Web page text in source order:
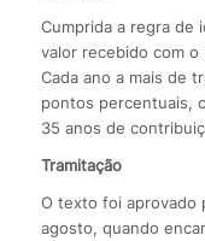
Cumprida a regra de
valor recebido com o
Cada ano a mais de
pontos percentuais,
35 anos de
Tramitação
O texto foi aprovado
agosto, quando